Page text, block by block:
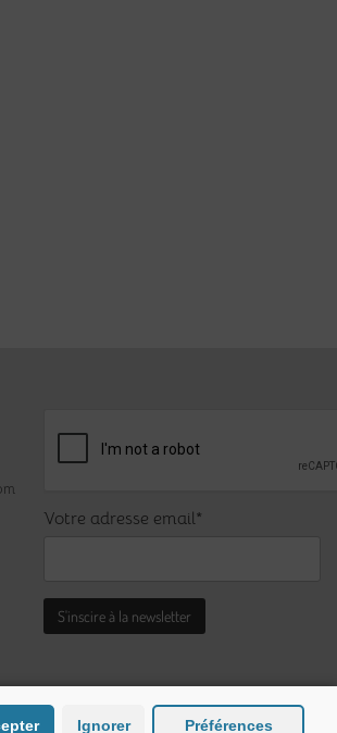
Ignorer Préférences
Votre adresse email*